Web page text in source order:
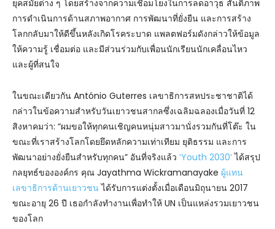
ยุคสมัยต่าง ๆ โดยสร้างจากความเชื่อมโยงในการลดอาวุธ สันติภาพ
การดำเนินการด้านสภาพอากาศ การพัฒนาที่ยั่งยืน และการสร้าง
โลกกลับมาให้ดีขึ้นหลังเกิดโรคระบาด แพลตฟอร์มดังกล่าวให้ข้อมูล
ให้ความรู้ เชื่อมต่อ และมีส่วนร่วมกับเพื่อนนักเรียนนักเคลื่อนไหว
และผู้ที่สนใจ
ในขณะเดียวกัน António Guterres เลขาธิการสหประชาชาติได้
กล่าวในข้อความสำหรับวันเยาวชนสากลซึ่งเฉลิมฉลองเมื่อวันที่ 12
สิงหาคมว่า: “ผมขอให้ทุกคนเชิญคนหนุ่มสาวมานั่งรวมกันที่โต๊ะ ใน
ขณะที่เราสร้างโลกโดยยึดหลักความเท่าเทียม ยุติธรรม และการ
พัฒนาอย่างยั่งยืนสำหรับทุกคน” อันที่จริงแล้ว ‘Youth 2030’ได้สรุป
กลยุทธ์ขององค์กร คุณ Jayathma Wickramanayake ผู้แทน
เลขาธิการด้านเยาวชน ได้รับการแต่งตั้งเมื่อเดือนมิถุนายน 2017
ขณะอายุ 26 ปี เธอกำลังทำงานเพื่อทำให้ UN เป็นแหล่งรวมเยาวชน
ของโลก